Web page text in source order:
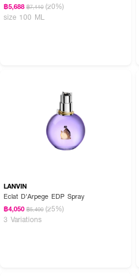
฿5,688 ฿7,110 (20%)
size 100 ML
LANVIN
Eclat D'Arpege EDP Spray
฿4,050 ฿5,400 (25%)
3 Variations